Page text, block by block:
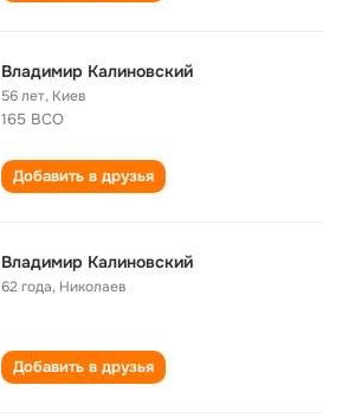
Владимир Калиновский
56 лет, Киев
165 ВСО
Добавить в друзья
Владимир Калиновский
62 года, Николаев
Добавить в друзья